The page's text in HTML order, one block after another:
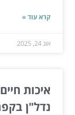
קרא עוד »
אוג 24, 2025
איכות
נדל"ן